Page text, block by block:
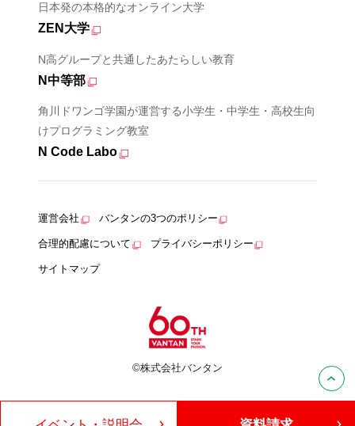
日本発の本格的なオンライン大学
ZEN大学
N高グループと共通したあたらしい教育
N中等部
角川ドワンゴ学園が運営する小学生・中学生・高校生向
けプログラミング教室
N Code Labo
運営会社 バンタンの3つのポリシー
合理的配慮について プライバシーポリシー
サイトマップ
©株式会社バンタン